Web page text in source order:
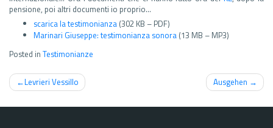
pensione, poi altri documenti io proprio…
scarica la testimonianza (302 KB – PDF)
Marinari Giuseppe: testimonianza sonora (13 MB – MP3)
Posted in Testimonianze
Navigazione
articoli
Levrieri Vessillo Ausgehen